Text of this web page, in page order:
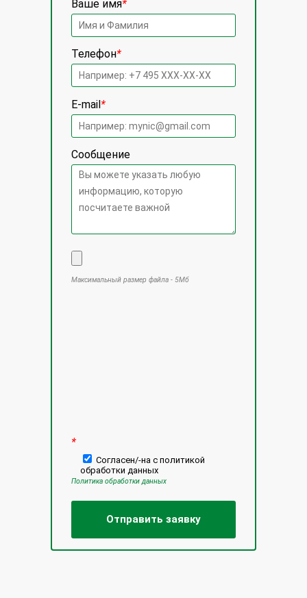
Ваше имя*
Телефон*
E-mail*
Сообщение
Максимальный размер файла - 5Мб
*
Согласен/-на с политикой
обработки данных
Политика обработки данных